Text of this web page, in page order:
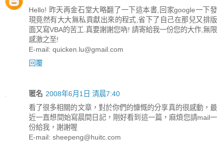
Hello! 昨天再金石堂大略翻了一下這本書,回家google一下發
現竟然有大大無私貢獻出來的程式,省下了自己在那兒又排版
面又寫VBA的苦工.真要謝謝您吶! 請寄給我一份您的大作,無限
感激之至!
E-mail: quicken.lu@gmail.com
回覆
匿名 2008年6月1日 清晨7:40
看了很多相關的文章，對於你們的慷慨的分享真的很感動，最
近一直想間始寫晨間日記，剛好看到這一篇，麻煩您請mail一
份給我，謝謝喔
E-mail: sheepeng@huitc.com